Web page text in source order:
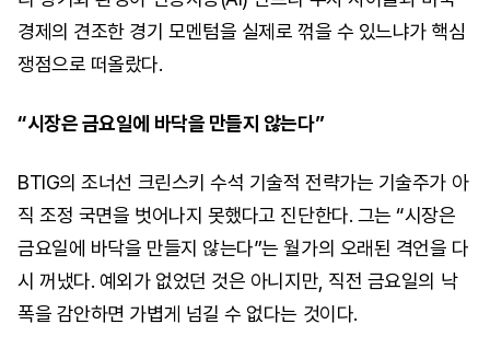
경제의 견조한 경기 모멘텀을 실제로 꺾을 수 있느냐가 핵심
쟁점으로 떠올랐다.
“시장은 금요일에 바닥을 만들지 않는다”
BTIG의 조너선 크린스키 수석 기술적 전략가는 기술주가 아
직 조정 국면을 벗어나지 못했다고 진단한다. 그는 “시장은
금요일에 바닥을 만들지 않는다”는 월가의 오래된 격언을 다
시 꺼냈다. 예외가 없었던 것은 아니지만, 직전 금요일의 낙
폭을 감안하면 가볍게 넘길 수 없다는 것이다.